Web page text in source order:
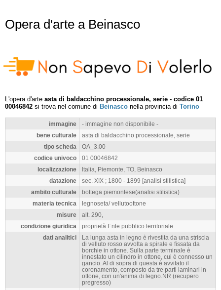
Opera d'arte a Beinasco
L'opera d'arte asta di baldacchino processionale, serie - codice 01
00046842 si trova nel comune di Beinasco nella provincia di Torino
immagine
- immagine non disponibile -
bene culturale
asta di baldacchino processionale, serie
tipo scheda
OA_3.00
codice univoco
01 00046842
localizzazione
Italia, Piemonte, TO, Beinasco
datazione
sec. XIX ; 1800 - 1899 [analisi stilistica]
ambito culturale
bottega piemontese(analisi stilistica)
materia tecnica
legnoseta/ vellutoottone
misure
alt. 290,
condizione giuridica
proprietà Ente pubblico territoriale
dati analitici
La lunga asta in legno è rivestita da una striscia
di velluto rosso avvolta a spirale e fissata da
borchie in ottone. Sulla parte terminale è
innestato un cilindro in ottone, cui è connesso un
gancio. Al di sopra di questa è avvitato il
coronamento, composto da tre parti laminari in
ottone, con un'anima di legno.NR (recupero
pregresso)